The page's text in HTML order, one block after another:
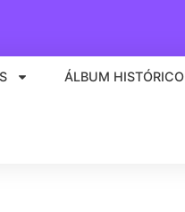
ÁLBUM HISTÓRICO